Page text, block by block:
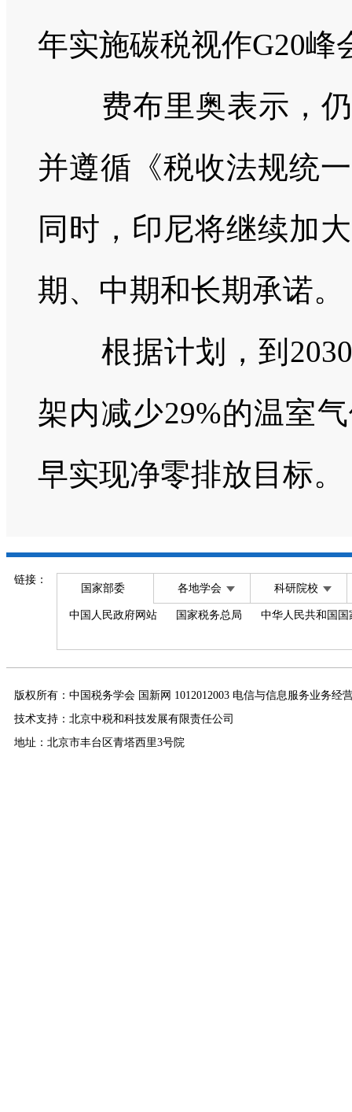
年实施碳税视作G20峰
费布里奥表示，仍
并遵循《税收法规统
同时，印尼将继续加
期、中期和长期承诺。
根据计划，到2030
架内减少29%的温室
早实现净零排放目标。
链接：
国家部委 各地学会 科研院校
中国人民政府网站 国家税务总局 中华人民共和国
版权所有：中国税务学会 国新网 1012012003 电信与信息服务业务经
技术支持：北京中税和科技发展有限责任公司
地址：北京市丰台区青塔西里3号院